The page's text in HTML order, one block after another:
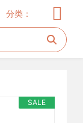
分类：
SALE